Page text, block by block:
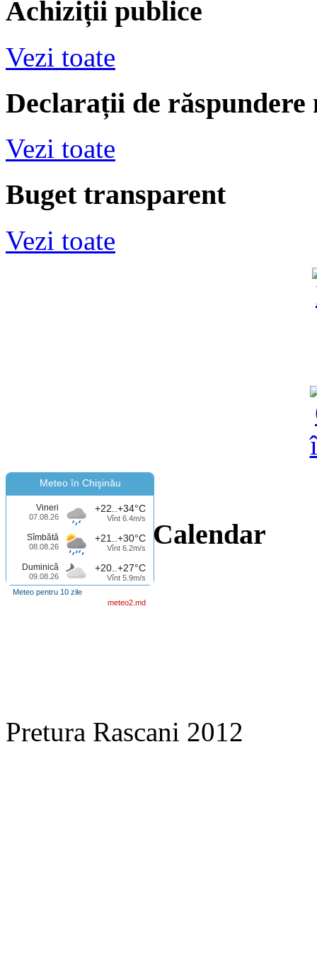
Achiziții publice
Vezi toate
Declarații de răspundere
Vezi toate
Buget transparent
Vezi toate
Meteo în Chişinău
Vineri
07.08.26
+22..+34°C
Vînt 6.4m/s
Sîmbătă
08.08.26
+21..+30°C
Vînt 6.2m/s
Duminică
09.08.26
+20..+27°C
Vînt 5.9m/s
Meteo pentru 10 zile
meteo2.md
Calendar
Pretura Rascani 2012